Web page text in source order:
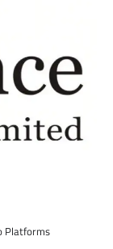
Platforms